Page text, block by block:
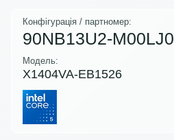
Конфігурація / партномер:
90NB13U2-M00LJ0
Модель:
X1404VA-EB1526